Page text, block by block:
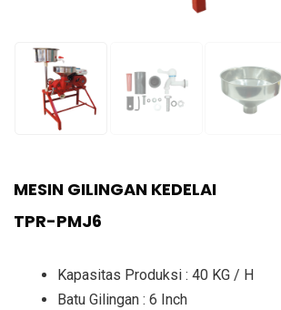
MESIN GILINGAN KEDELAI
TPR-PMJ6
Kapasitas Produksi : 40 KG / H
Batu Gilingan : 6 Inch